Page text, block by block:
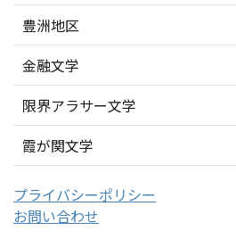
豊洲地区
金融文学
限界アラサー文学
霞が関文学
プライバシーポリシー
お問い合わせ